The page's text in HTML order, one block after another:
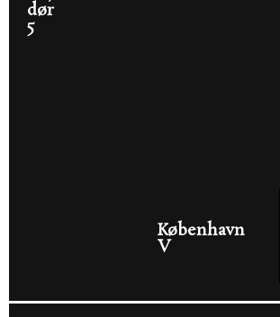
dør
5
København
V